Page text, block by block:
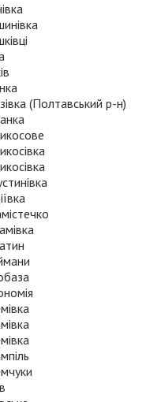
(Полтавський р-н)